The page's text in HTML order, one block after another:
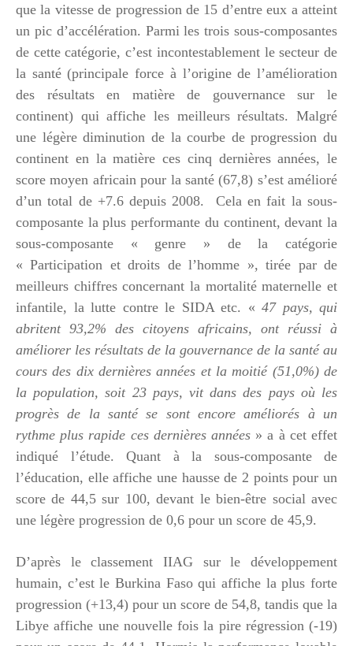
que la vitesse de progression de 15 d’entre eux a atteint
un pic d’accélération. Parmi les trois sous-composantes
de cette catégorie, c’est incontestablement le secteur de
la santé (principale force à l’origine de l’amélioration
des résultats en matière de gouvernance sur le
continent) qui affiche les meilleurs résultats. Malgré
une légère diminution de la courbe de progression du
continent en la matière ces cinq dernières années, le
score moyen africain pour la santé (67,8) s’est amélioré
d’un total de +7.6 depuis 2008. Cela en fait la sous-
composante la plus performante du continent, devant la
sous-composante « genre » de la catégorie
« Participation et droits de l’homme », tirée par de
meilleurs chiffres concernant la mortalité maternelle et
infantile, la lutte contre le SIDA etc. « 47 pays, qui
abritent 93,2% des citoyens africains, ont réussi à
améliorer les résultats de la gouvernance de la santé au
cours des dix dernières années et la moitié (51,0%) de
la population, soit 23 pays, vit dans des pays où les
progrès de la santé se sont encore améliorés à un
rythme plus rapide ces dernières années » a à cet effet
indiqué l’étude. Quant à la sous-composante de
l’éducation, elle affiche une hausse de 2 points pour un
score de 44,5 sur 100, devant le bien-être social avec
une légère progression de 0,6 pour un score de 45,9.
D’après le classement IIAG sur le développement
humain, c’est le Burkina Faso qui affiche la plus forte
progression (+13,4) pour un score de 54,8, tandis que la
Libye affiche une nouvelle fois la pire régression (-19)